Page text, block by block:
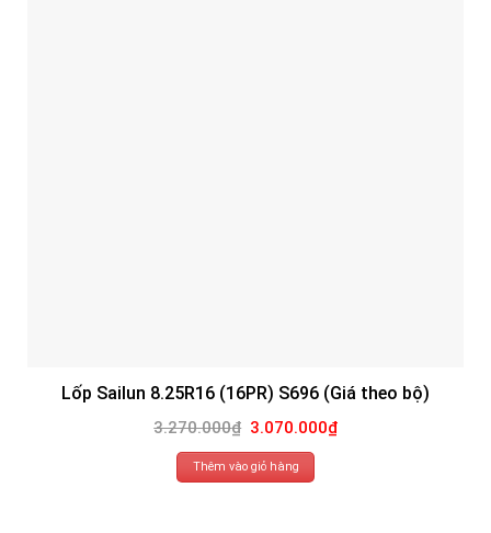
Lốp Sailun 8.25R16 (16PR) S696 (Giá theo bộ)
3.270.000₫ Giá
gốc
là:
3.270.000₫.
3.070.000₫Giá
hiện
Thêm vào giỏ hàng